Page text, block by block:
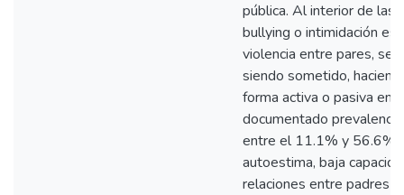
pública. Al interior de las
bullying o intimidación
violencia entre pares, se
siendo sometido,
forma activa o pasiva en
documentado
entre el 11.1% y 56.6%,
autoestima, baja
relaciones entre padres